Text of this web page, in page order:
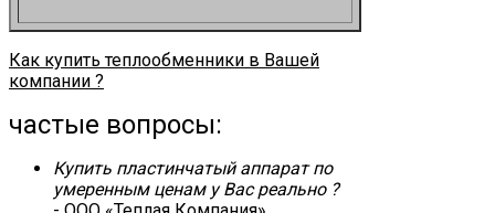
Как купить теплообменники в Вашей
компании ?
частые вопросы:
Купить пластинчатый аппарат по
умеренным ценам у Вас реально ?